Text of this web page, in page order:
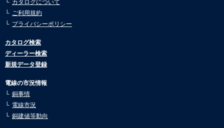
市況動向10月号を公開しました。
2026.01.08
2026.01.08
市況動向8月号を公開しました。
市況動向7月号を公開しました。
2025.07.30
市況動向6月号を公開しました。
カタログについて
ご利用規約
プライバシーポリシー
カタログ検索
ディーラー検索
新規データ登録
電線の市況情報
銅事情
電線市況
銅建値等動向